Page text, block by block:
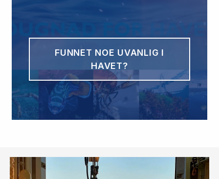
FUNNET NOE UVANLIG I
HAVET?